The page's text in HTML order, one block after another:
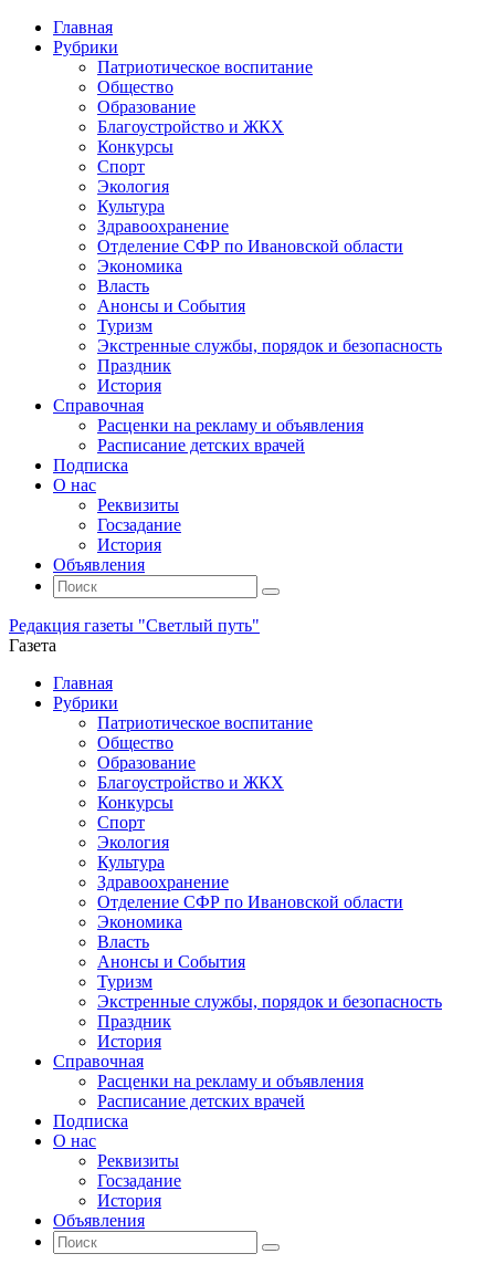
Главная
Рубрики
Патриотическое воспитание
Общество
Образование
Благоустройство и ЖКХ
Конкурсы
Спорт
Экология
Культура
Здравоохранение
Отделение СФР по Ивановской области
Экономика
Власть
Анонсы и События
Туризм
Экстренные службы, порядок и безопасность
Праздник
История
Справочная
Расценки на рекламу и объявления
Расписание детских врачей
Подписка
О нас
Реквизиты
Госзадание
История
Объявления
Поиск
Искать:
Поиск
Редакция газеты "Светлый путь"
Газета
Промотать
содержимому
Главная
Рубрики
Патриотическое воспитание
Общество
Образование
Благоустройство и ЖКХ
Конкурсы
Спорт
Экология
Культура
Здравоохранение
Отделение СФР по Ивановской области
Экономика
Власть
Анонсы и События
Туризм
Экстренные службы, порядок и безопасность
Праздник
История
Справочная
Расценки на рекламу и объявления
Расписание детских врачей
Подписка
О нас
Реквизиты
Госзадание
История
Объявления
Поиск
Искать:
Поиск